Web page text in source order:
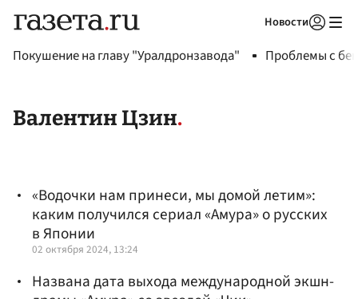
Новости
Покушение на главу "Уралдронзавода" Проблемы с
Валентин Цзин
«Водочки нам принеси, мы домой летим»:
каким получился сериал «Амура» о русских
в Японии
02 октября 2024, 13:24
Названа дата выхода международной экшн-